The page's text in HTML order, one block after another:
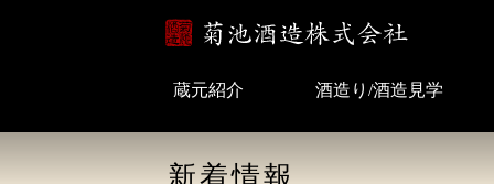
蔵元紹介 酒造り/酒造見学
新着情報